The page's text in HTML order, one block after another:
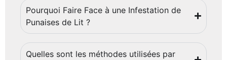
Pourquoi Faire Face à une Infestation de
Punaises de Lit ?
Quelles sont les méthodes utilisées par